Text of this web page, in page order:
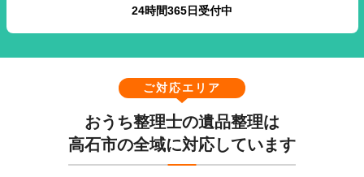
24時間365日受付中
ご対応エリア
おうち整理士の遺品整理は
高石市の全域に対応しています